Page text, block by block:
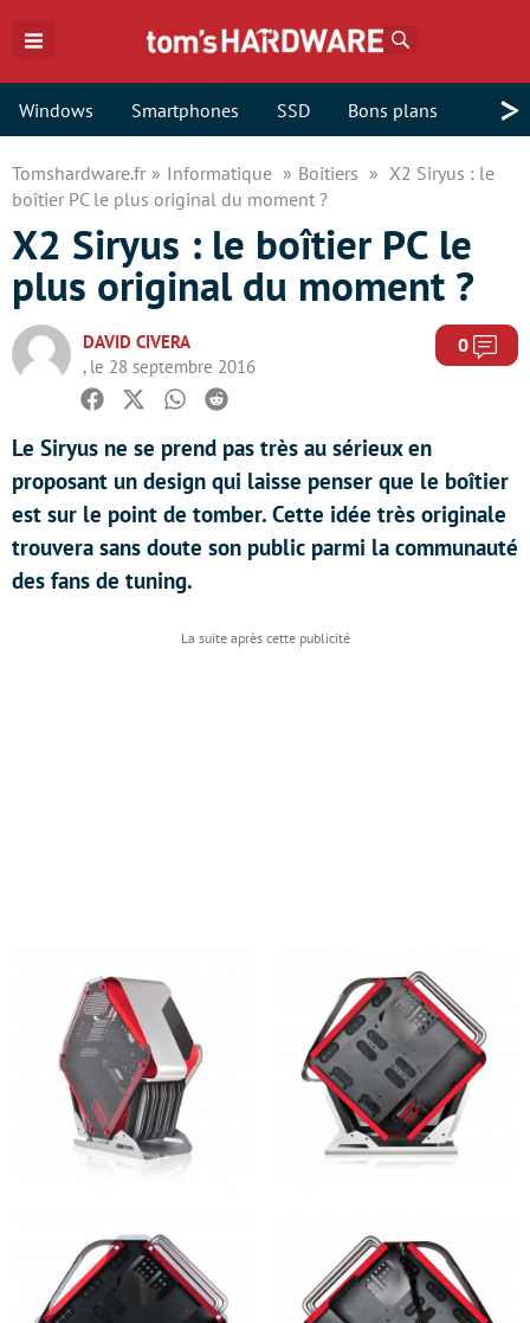
Windows Smartphones SSD Bons plans >
Tomshardware.fr Informatique Boitiers
X2 Siryus : le
boîtier PC le plus original du moment ?
X2 Siryus : le boîtier PC le
plus original du moment ?
DAVID CIVERA
, le 28 septembre 2016
0
Facebook
TwitterWhatsapp
Reddit
Le Siryus ne se prend pas très au sérieux en
proposant un design qui laisse penser que le boîtier
est sur le point de tomber. Cette idée très originale
trouvera sans doute son public parmi la communauté
des fans de tuning.